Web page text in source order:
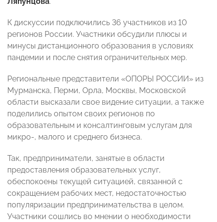
К дискуссии подключились 36 участников из 10
регионов России. Участники обсудили плюсы и
минусы дистанционного образования в условиях
пандемии и после снятия ограничительных мер.
Региональные представители «ОПОРЫ РОССИИ» из
Мурманска, Перми, Орла, Москвы, Московской
области высказали свое видение ситуации, а также
поделились опытом своих регионов по
образовательным и консалтинговым услугам для
микро-, малого и среднего бизнеса.
Так, предприниматели, занятые в области
предоставления образовательных услуг,
обеспокоены текущей ситуацией, связанной с
сокращением рабочих мест, недостаточностью
популяризации предпринимательства в целом.
Участники сошлись во мнении о необходимости